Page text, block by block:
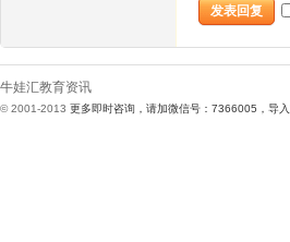
发表回复
牛娃汇教育资讯
© 2001-2013 更多即时咨询，请加微信号：7366005，导入